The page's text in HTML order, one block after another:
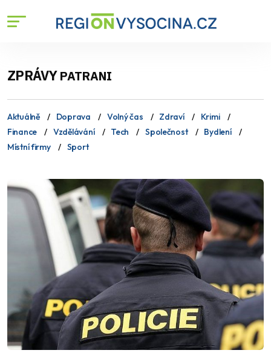
ZPRÁVYPATRANI
Aktuálně Doprava Volný čas Zdraví
Krimi
Finance
Vzdělávání Tech Společnost
Bydlení
Místní firmy
Sport